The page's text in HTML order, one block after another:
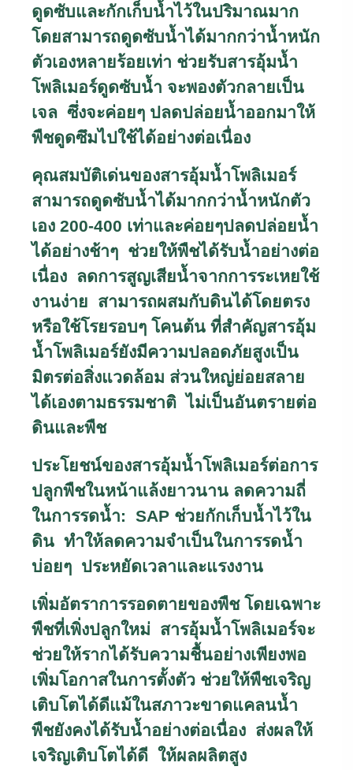
ดูดซับและกักเก็บน้ำไว้ในปริมาณมาก
โดยสามารถดูดซับน้ำได้มากกว่าน้ำหนัก
ตัวเองหลายร้อยเท่า ช่วยรับสารอุ้มน้ำ
โพลิเมอร์ดูดซับน้ำ จะพองตัวกลายเป็น
เจล ซึ่งจะค่อยๆ ปลดปล่อยน้ำออกมาให้
พืชดูดซึมไปใช้ได้อย่างต่อเนื่อง
คุณสมบัติเด่นของสารอุ้มน้ำโพลิเมอร์
สามารถดูดซับน้ำได้มากกว่าน้ำหนักตัว
เอง 200-400 เท่าและค่อยๆปลดปล่อยน้ำ
ได้อย่างช้าๆ ช่วยให้พืชได้รับน้ำอย่างต่อ
เนื่อง ลดการสูญเสียน้ำจากการระเหยใช้
งานง่าย สามารถผสมกับดินได้โดยตรง
หรือใช้โรยรอบๆ โคนต้น ที่สำคัญสารอุ้ม
น้ำโพลิเมอร์ยังมีความปลอดภัยสูงเป็น
มิตรต่อสิ่งแวดล้อม ส่วนใหญ่ย่อยสลาย
ได้เองตามธรรมชาติ ไม่เป็นอันตรายต่อ
ดินและพืช
ประโยชน์ของสารอุ้มน้ำโพลิเมอร์ต่อการ
ปลูกพืชในหน้าแล้งยาวนาน ลดความถี่
ในการรดน้ำ: SAP ช่วยกักเก็บน้ำไว้ใน
ดิน ทำให้ลดความจำเป็นในการรดน้ำ
บ่อยๆ ประหยัดเวลาและแรงงาน
เพิ่มอัตราการรอดตายของพืช โดยเฉพาะ
พืชที่เพิ่งปลูกใหม่ สารอุ้มน้ำโพลิเมอร์จะ
ช่วยให้รากได้รับความชื้นอย่างเพียงพอ
เพิ่มโอกาสในการตั้งตัว ช่วยให้พืชเจริญ
เติบโตได้ดีแม้ในสภาวะขาดแคลนน้ำ
พืชยังคงได้รับน้ำอย่างต่อเนื่อง ส่งผลให้
เจริญเติบโตได้ดี ให้ผลผลิตสูง